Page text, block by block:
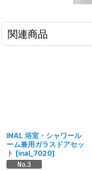
関連商品
INAL 浴室・シャワール
ーム兼用ガラスドアセッ
ト [inal_7020]